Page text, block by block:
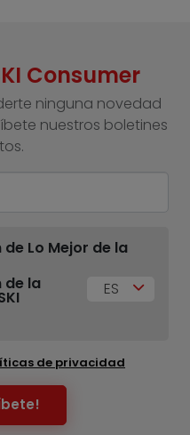
Consumer
ninguna novedad
nuestros boletines
Lo Mejor de la
de la
ES
de privacidad